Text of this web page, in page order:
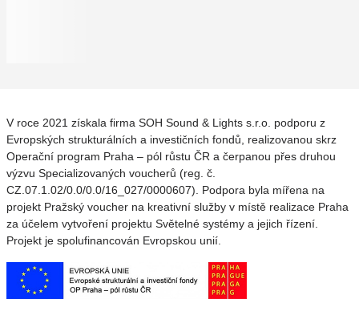
V roce 2021 získala firma SOH Sound & Lights s.r.o. podporu z
Evropských strukturálních a investičních fondů, realizovanou skrz
Operační program Praha – pól růstu ČR a čerpanou přes druhou
výzvu Specializovaných voucherů (reg. č.
CZ.07.1.02/0.0/0.0/16_027/0000607). Podpora byla mířena na
projekt Pražský voucher na kreativní služby v místě realizace Praha
za účelem vytvoření projektu Světelné systémy a jejich řízení.
Projekt je spolufinancován Evropskou unií.